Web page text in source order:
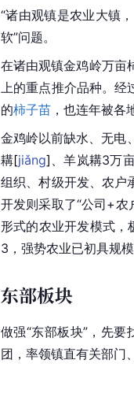
“诸由观镇是农业大镇
软”问题。
在诸由观镇金鸡岭万亩
上的重点推介品种。
的柿子苗 ，也连年被各
金鸡岭以前缺水、无电
耩[jiǎng] 、羊岚耩3万
组织、村级开发、农户
开发则采取了“公司+农
形式的农业开发模式，
3，强势农业已初具规
东部板块
做强“东部板块”，先
团，率领镇直有关部门